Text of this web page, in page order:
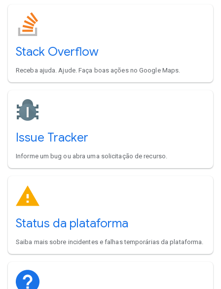
Stack Overflow
Receba ajuda. Ajude. Faça boas ações no Google Maps.
Issue Tracker
Informe um bug ou abra uma solicitação de recurso.
Status da plataforma
Saiba mais sobre incidentes e falhas temporárias da plataforma.